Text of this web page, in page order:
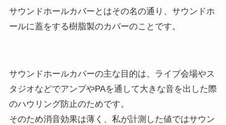
サウンドホールカバーとはその名の通り、サウンドホ
ールに蓋をする樹脂製のカバーのことです。
サウンドホールカバーの主な目的は、ライブ会場やス
タジオなどでアンプやPAを通して大きな音を出した際
のハウリング防止のためです。
そのため消音効果は薄く、私が計測した値ではサウン